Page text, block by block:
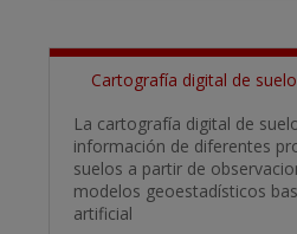
Cartografía digital de
La cartografía digital de
información de diferentes
suelos a partir de
modelos geoestadísticos
artificial